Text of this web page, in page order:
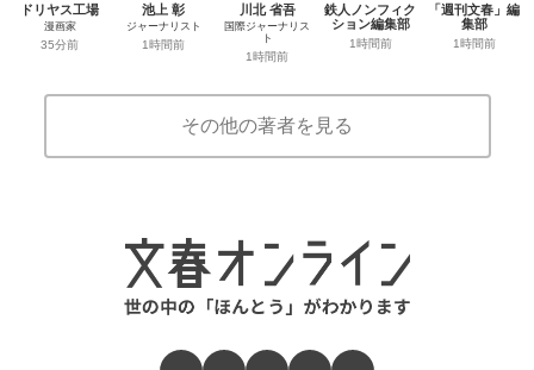
ドリヤス工場
漫画家
35分前
池上 彰
ジャーナリスト
1時間前
川北 省吾
国際ジャーナリス
ト
1時間前
鉄人ノンフィク
ション編集部
1時間前
「週刊文春」編
集部
1時間前
その他の著者を見る